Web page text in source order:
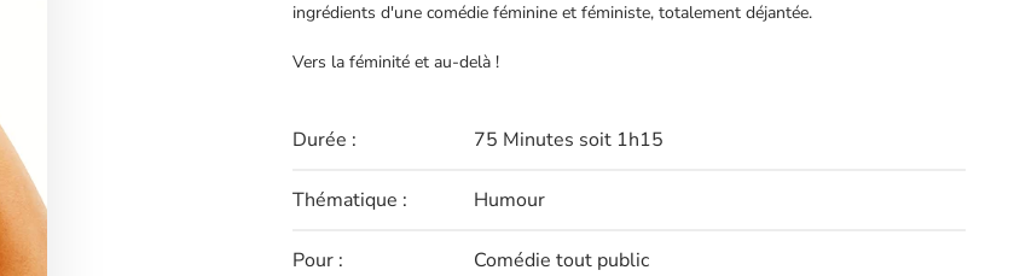
ingrédients d'une comédie féminine et féministe, totalement déjantée.
Vers la féminité et au-delà !
Durée : 75 Minutes soit 1h15
Thématique : Humour
Pour : Comédie tout public